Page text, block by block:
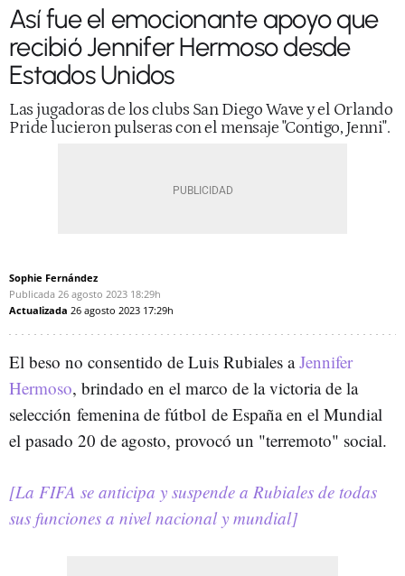
Así fue el emocionante apoyo que
recibió Jennifer Hermoso desde
Estados Unidos
Las jugadoras de los clubs San Diego Wave y el Orlando
Pride lucieron pulseras con el mensaje "Contigo, Jenni".
Sophie Fernández
Publicada 26 agosto 2023 18:29h
Actualizada 26 agosto 2023 17:29h
El beso no consentido de Luis Rubiales aJennifer
Hermoso, brindado en el marco de la victoria de la
selección femenina de fútbol de España en el Mundial
el pasado 20 de agosto, provocó un "terremoto" social.
[La FIFA se anticipa y suspende a Rubiales de todas
sus funciones a nivel nacional y mundial]